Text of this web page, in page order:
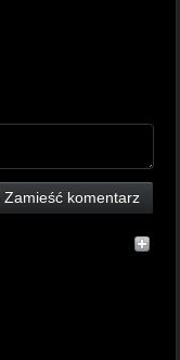
Zamieść komentarz